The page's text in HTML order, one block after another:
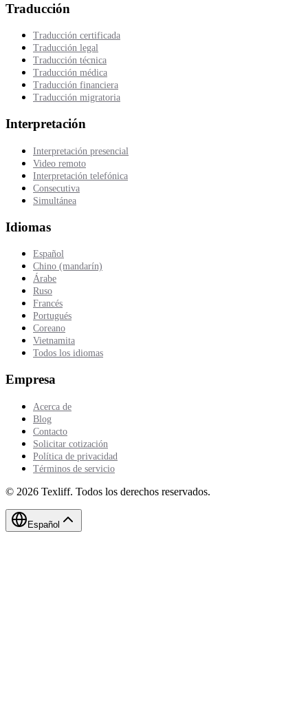
Traducción
Traducción certificada
Traducción legal
Traducción técnica
Traducción médica
Traducción financiera
Traducción migratoria
Interpretación
Interpretación presencial
Video remoto
Interpretación telefónica
Consecutiva
Simultánea
Idiomas
Español
Chino (mandarín)
Árabe
Ruso
Francés
Portugués
Coreano
Vietnamita
Todos los idiomas
Empresa
Acerca de
Blog
Contacto
Solicitar cotización
Política de privacidad
Términos de servicio
© 2026 Texliff. Todos los derechos reservados.
Español